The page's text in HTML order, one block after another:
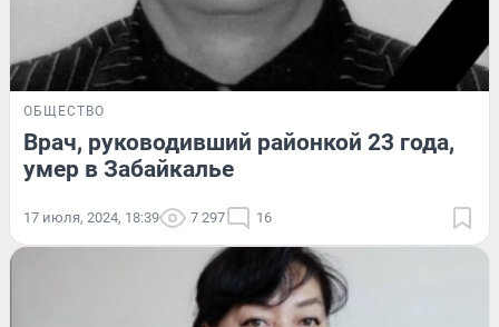
ОБЩЕСТВО
Врач, руководивший районкой 23 года,
умер в Забайкалье
17 июля, 2024, 18:39 7 297 16